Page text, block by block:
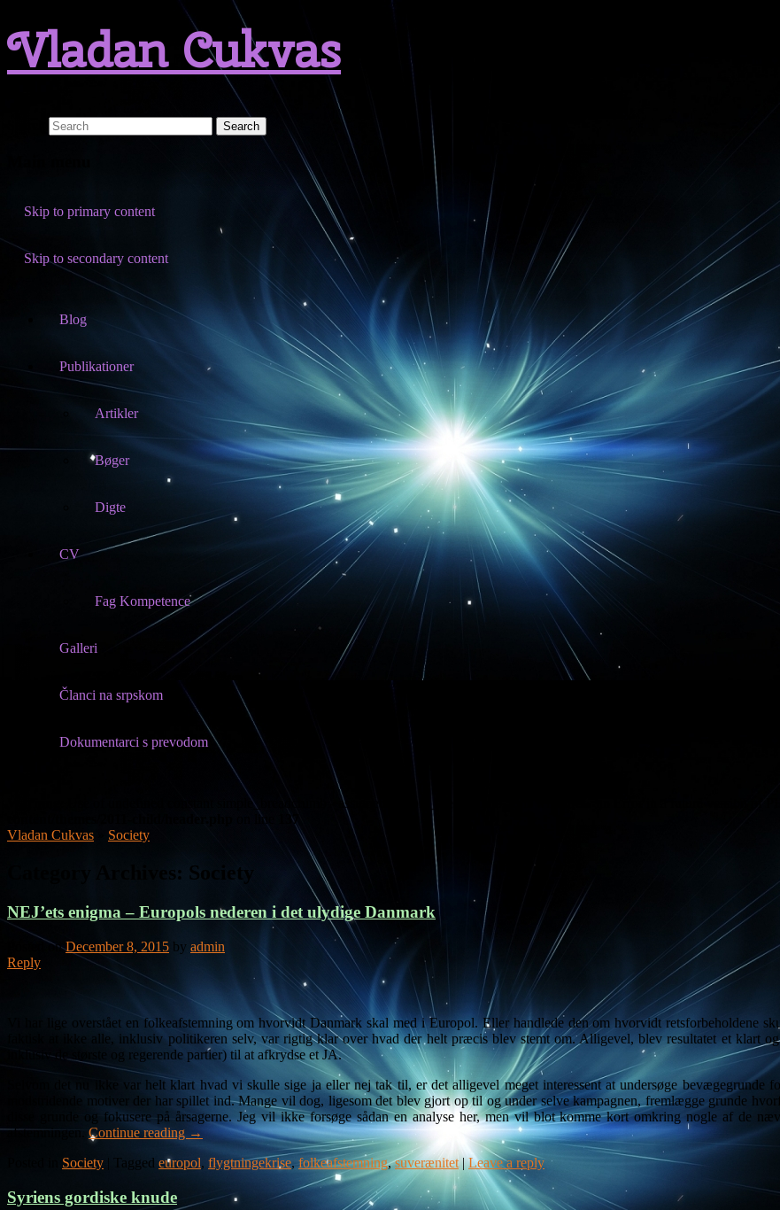
Vladan Cukvas
Skip to primary content
Skip to secondary content
Blog
Publikationer
Artikler
Bøger
Digte
CV
Fag Kompetence
Galleri
Članci na srpskom
Dokumentarci s prevodom
: Use of undefined constant simple_breadcrumb - assumed 'simple_breadcrumb' (this will throw an Error in a future version of
on line
137
Vladan Cukvas
Society
Category Archives: Society
NEJ’ets enigma – Europols nederen i det ulydige Danmark
Posted onDecember 8, 2015 by admin
Reply
Vi har lige overstået en folkeafstemning om hvorvidt Danmark skal med i Europol. Eller handlede den om hvorvidt retsforbeholdene
faktisk at ikke alle, inklusiv politikeren selv, var rigtig klar over hvad der helt præcis blev stemt om. Alligevel, blev resultatet et klart
inklusiv de største og regerende partier) til at afkrydse et JA.
Selvom det nu ikke var helt klart hvad vi skulle sige ja eller nej tak til, er det alligevel meget interessent at undersøge
modstridende motiver der har spillet ind. Mange vil dog, ligesom det blev gjort op til og under selve kampagnen, fremlægge grunde
disse grunde og fokusere på årsagerne. Jeg vil ikke forsøge sådan en analyse her, men vil blot komme kort omkring nogle af de
afstemningen. Continue reading →
Society Tagged europol, flygtningekrise, folkeafstemning,suverænitet |Leave a reply
Syriens gordiske knude